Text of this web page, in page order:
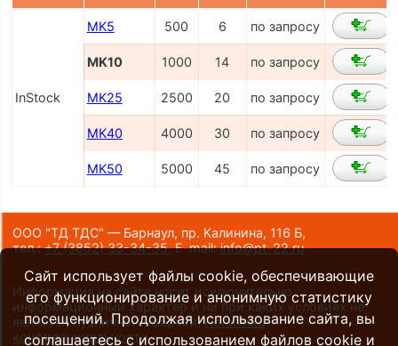
InStock
MK5 500 6 по запросу
MK10 1000 14 по запросу
MK25 2500 20 по запросу
MK40 4000 30 по запросу
MK50 5000 45 по запросу
ООО "ТД ТДС" — Барнаул, пр. Калинина, 116 Б,
тел.:+7 (3852) 33-34-35,E-mail:info@pt-22.ru
Информация на сайте носит исключительно
информационный характер и ни при каких условиях не
является публичной офертой.Политика
конфиденциальности.
Сайт использует файлы cookie, обеспечивающие
его функционирование и анонимную статистику
посещений. Продолжая использование сайта, вы
соглашаетесь с использованием файлов cookie и